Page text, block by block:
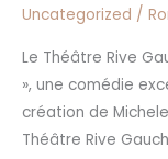
Uncategorized /
Le Théâtre Rive
», une comédie
création de
Théâtre Rive